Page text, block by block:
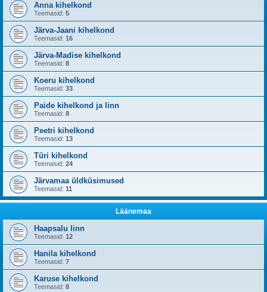
Anna kihelkond
Teemasid: 5
Järva-Jaani kihelkond
Teemasid: 16
Järva-Madise kihelkond
Teemasid: 8
Koeru kihelkond
Teemasid: 33
Paide kihelkond ja linn
Teemasid: 8
Peetri kihelkond
Teemasid: 13
Türi kihelkond
Teemasid: 24
Järvamaa üldküsimused
Teemasid: 11
Läänemaa
Haapsalu linn
Teemasid: 12
Hanila kihelkond
Teemasid: 7
Karuse kihelkond
Teemasid: 8